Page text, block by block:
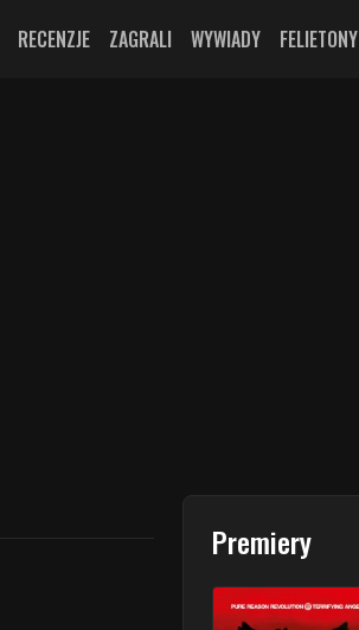
RECENZJE ZAGRALI WYWIADY FELIETONY
Premiery